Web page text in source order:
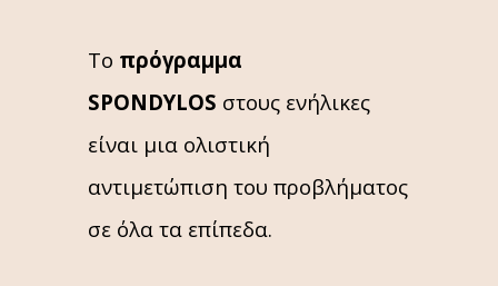
Το πρόγραμμα
SPONDYLOS στους ενήλικες
είναι μια ολιστική
αντιμετώπιση του προβλήματος
σε όλα τα επίπεδα.